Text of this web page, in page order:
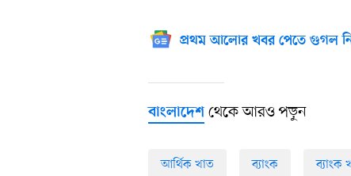
প্রথম আলোর খবর পেতে গুগল
বাংলাদেশ থেকে আরও পড়ুন
আর্থিক খাত ব্যাংক ব্যাংক